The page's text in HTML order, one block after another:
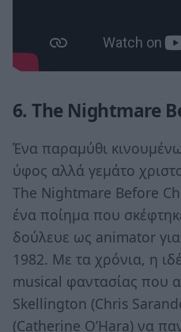
6. The Nightmare
Ένα παραμύθι
ύφος αλλά γεμάτο
The Nightmare Before
ένα ποίημα που
δούλευε ως animator
1982. Με τα χρόνια, η
musical φαντασίας που
Skellington (Chris
(Catherine O’Hara) να